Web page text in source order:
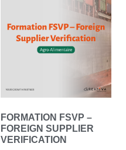
FORMATION FSVP –
FOREIGN SUPPLIER
VERIFICATION